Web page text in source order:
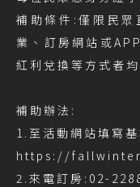
補助條件:僅限民
業、訂房網站或
紅利兌換等方式者均
補助辦法:
1.至活動網站填寫
https://
2.來電訂房:02-